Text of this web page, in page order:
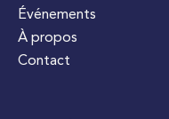
Événements
À propos
Contact